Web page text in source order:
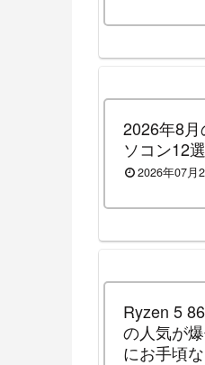
2026年8
ソコン12選
2026年07月
Ryzen 5
の人気が
にお手頃